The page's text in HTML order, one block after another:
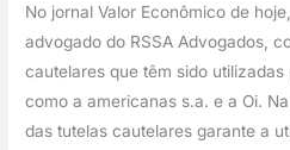
para
se
proteger
de
credores
No jornal Valor Econômico de
advogado do RSSA Advogados,
cautelares que têm sido utilizadas
como a americanas s.a. e a Oi.
das tutelas cautelares garante a